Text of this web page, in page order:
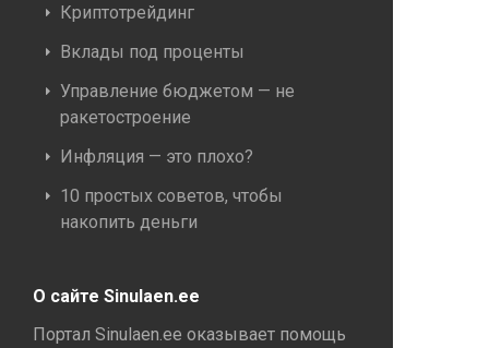
Криптотрейдинг
Вклады под проценты
Управление бюджетом — не
ракетостроение
Инфляция — это плохо?
10 простых советов, чтобы
накопить деньги
О сайте Sinulaen.ee
Портал Sinulaen.ee оказывает помощь